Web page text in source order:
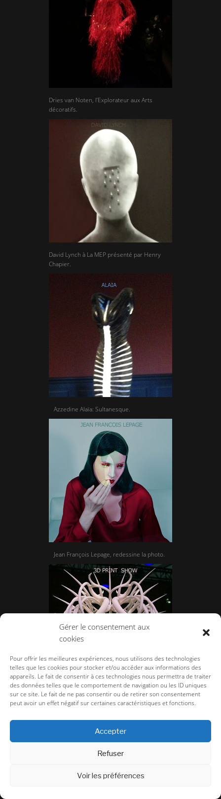
Gérer le consentement aux
cookies
Pour offrir les meilleures expériences, nous utilisons des technologies
telles que les cookies pour stocker et/ou accéder aux informations des
appareils. Le fait de consentir à ces technologies nous permettra de traiter
des données telles que le comportement de navigation ou les ID uniques
sur ce site. Le fait de ne pas consentir ou de retirer son consentement
peut avoir un effet négatif sur certaines caractéristiques et fonctions.
Accepter
Refuser
Voir les préférences
Dries van Noten, l’Explorateur aux Arts
décoratifs.
David Lynch à La MEP présenté par Henry
Chapier.
Azzedine Alaïa: Sultanesque.
Jean François Lepage, redessine la photo.
3D Print Show à Paris, une incroyable
communauté mondiale.